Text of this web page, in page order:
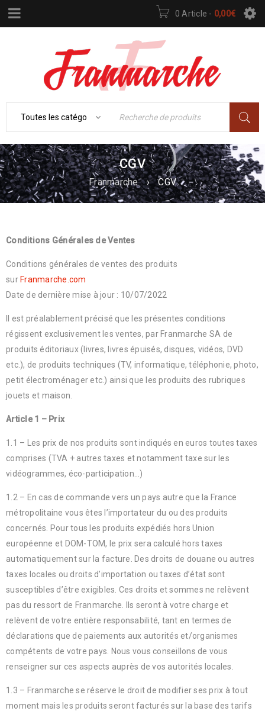
0 Article - 0,00€
CGV
Franmarche › CGV
Conditions Générales de Ventes
Conditions générales de ventes des produits
sur Franmarche.com
Date de dernière mise à jour : 10/07/2022
Il est préalablement précisé que les présentes conditions
régissent exclusivement les ventes, par Franmarche SA de
produits éditoriaux (livres, livres épuisés, disques, vidéos, DVD
etc.), de produits techniques (TV, informatique, téléphonie, photo,
petit électroménager etc.) ainsi que les produits des rubriques
jouets et maison.
Article 1 – Prix
1.1 – Les prix de nos produits sont indiqués en euros toutes taxes
comprises (TVA + autres taxes et notamment taxe sur les
vidéogrammes, éco-participation…)
1.2 – En cas de commande vers un pays autre que la France
métropolitaine vous êtes l’importateur du ou des produits
concernés. Pour tous les produits expédiés hors Union
européenne et DOM-TOM, le prix sera calculé hors taxes
automatiquement sur la facture. Des droits de douane ou autres
taxes locales ou droits d’importation ou taxes d’état sont
susceptibles d’être exigibles. Ces droits et sommes ne relèvent
pas du ressort de Franmarche. Ils seront à votre charge et
relèvent de votre entière responsabilité, tant en termes de
déclarations que de paiements aux autorités et/organismes
compétents de votre pays. Nous vous conseillons de vous
renseigner sur ces aspects auprès de vos autorités locales.
1.3 – Franmarche se réserve le droit de modifier ses prix à tout
moment mais les produits seront facturés sur la base des tarifs